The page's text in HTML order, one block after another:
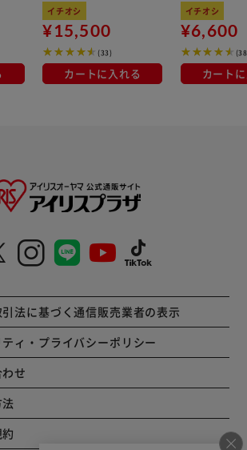
り 12点セット IHガス
火対応 MEGI-12S ブラ
ウンメタリック
イチオシ
¥15,500
(33)
カートに入れる
ン
イチオシ
¥6,600
カート
法に基づく通信販売業者の表示
ィ・プライバシーポリシー
せ